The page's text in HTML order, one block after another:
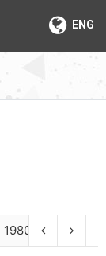
ENG
1980~1999이전 분류
다음